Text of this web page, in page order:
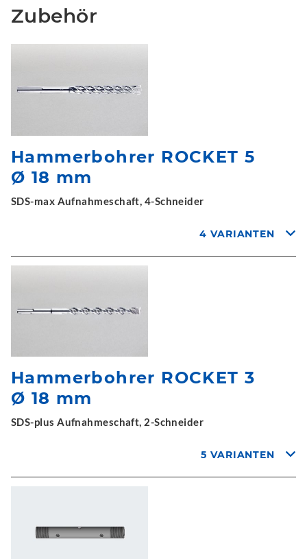
Zubehör
Hammerbohrer ROCKET 5
Ø 18 mm
SDS-max Aufnahmeschaft, 4-Schneider
4 VARIANTEN
Hammerbohrer ROCKET 3
Ø 18 mm
SDS-plus Aufnahmeschaft, 2-Schneider
5 VARIANTEN